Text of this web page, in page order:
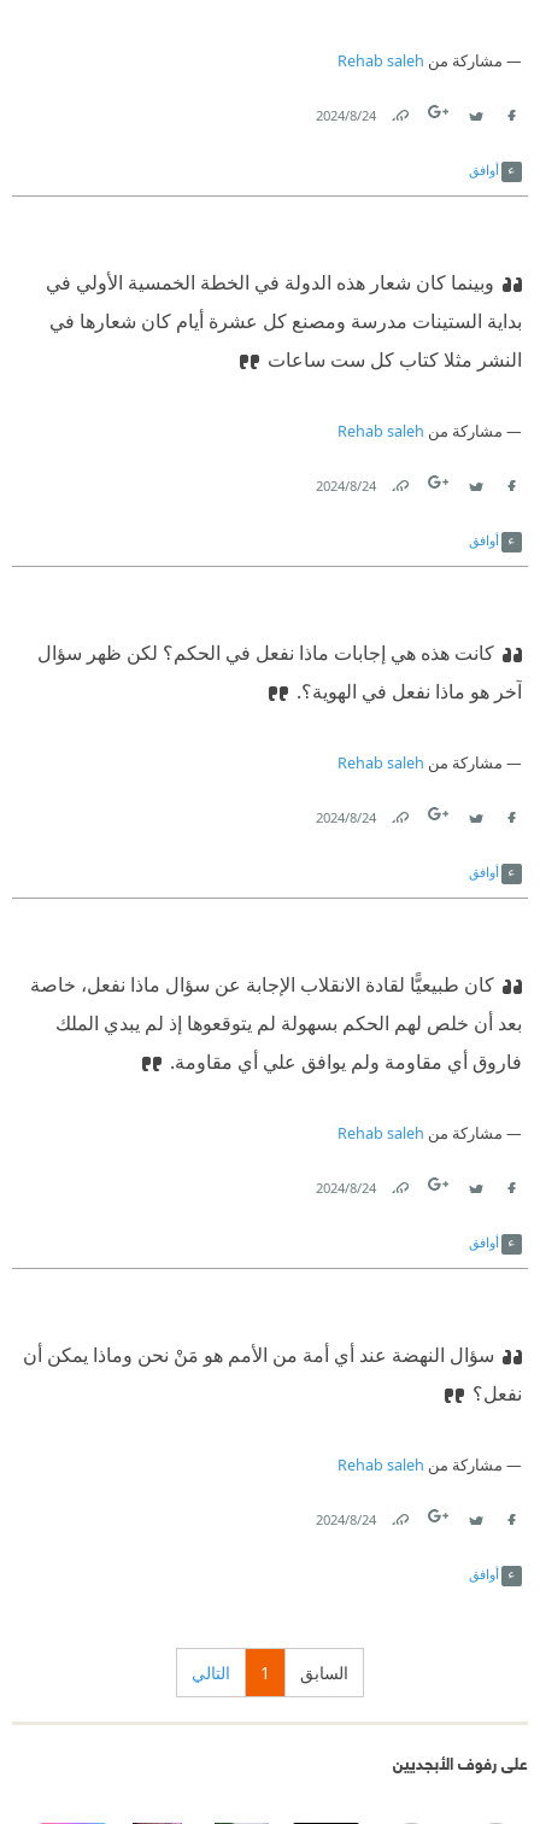
مشاركة من Rehab saleh
24‏/8‏/2024
أوافق
وبينما كان شعار هذه الدولة في الخطة الخمسية الأولي في
بداية الستينات مدرسة ومصنع كل عشرة أيام كان شعارها في
النشر مثلا كتاب كل ست ساعات
مشاركة من Rehab saleh
24‏/8‏/2024
أوافق
كانت هذه هي إجابات ماذا نفعل في الحكم؟ لكن ظهر سؤال
آخر هو ماذا نفعل في الهوية؟.
مشاركة من Rehab saleh
24‏/8‏/2024
أوافق
كان طبيعيًّا لقادة الانقلاب الإجابة عن سؤال ماذا نفعل، خاصة
بعد أن خلص لهم الحكم بسهولة لم يتوقعوها إذ لم يبدي الملك
فاروق أي مقاومة ولم يوافق علي أي مقاومة.
مشاركة من Rehab saleh
24‏/8‏/2024
أوافق
سؤال النهضة عند أي أمة من الأمم هو مَنْ نحن وماذا يمكن أن
نفعل؟
مشاركة من Rehab saleh
24‏/8‏/2024
أوافق
السابق 1 التالي
على رفوف الأبجديين